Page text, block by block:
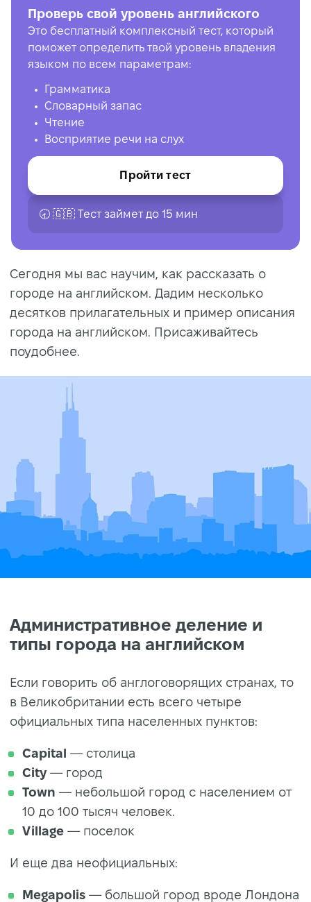
Проверь свой уровень английского
Это бесплатный комплексный тест, который
поможет определить твой уровень владения
языком по всем параметрам:
Грамматика
Словарный запас
Чтение
Восприятие речи на слух
Пройти тест
🕣 🇬🇧 Tест займет до 15 мин
Сегодня мы вас научим, как рассказать о
городе на английском. Дадим несколько
десятков прилагательных и пример описания
города на английском. Присаживайтесь
поудобнее.
Административное деление и
типы города на английском
Если говорить об англоговорящих странах, то
в Великобритании есть всего четыре
официальных типа населенных пунктов:
Capital — столица
City — город
Town — небольшой город с населением от
10 до 100 тысяч человек.
Village — поселок
И еще два неофициальных:
Megapolis — большой город вроде Лондона